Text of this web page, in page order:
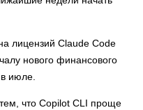
лицензий Claude Code
нового финансового
в июле.
что Copilot CLI проще